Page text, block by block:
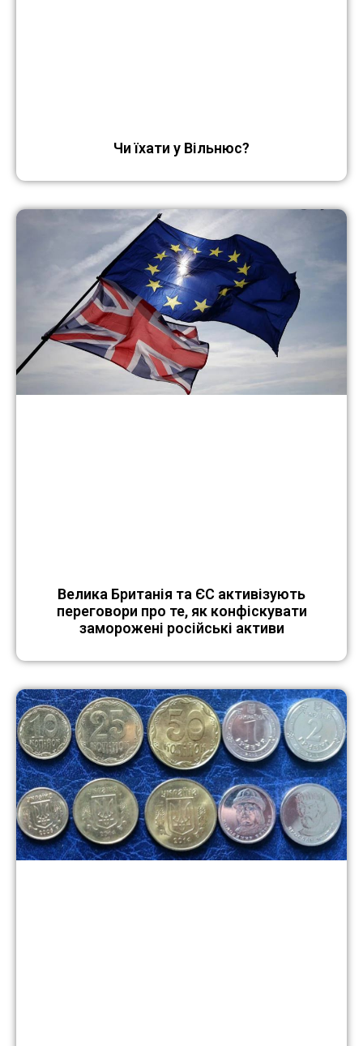
Чи їхати у Вільнюс?
Велика Британія та ЄС активізують
переговори про те, як конфіскувати
заморожені російські активи